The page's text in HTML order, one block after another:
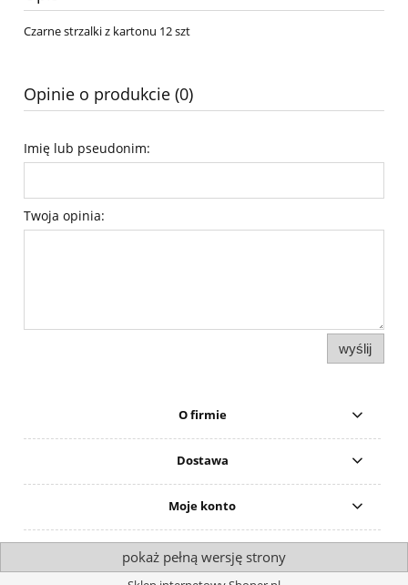
Czarne strzalki z kartonu 12 szt
Opinie o produkcie (0)
Imię lub pseudonim:
Twoja opinia:
wyślij
O firmie
Dostawa
Moje konto
pokaż pełną wersję strony